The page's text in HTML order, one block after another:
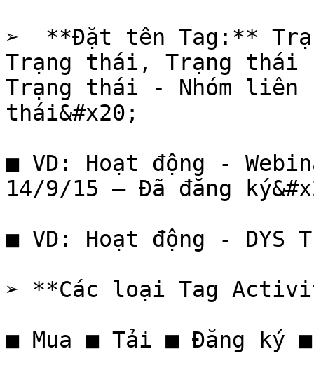
➢  **Đặt tên Tag:**
Trạng thái, Trạng
Trạng thái - Nhóm liên
thái&#x20;
■ VD: Hoạt động -
14/9/15 – Đã đăng
■ VD: Hoạt động - DYS
➢ **Các loại Tag
■ Mua ■ Tải ■ Đăng ký